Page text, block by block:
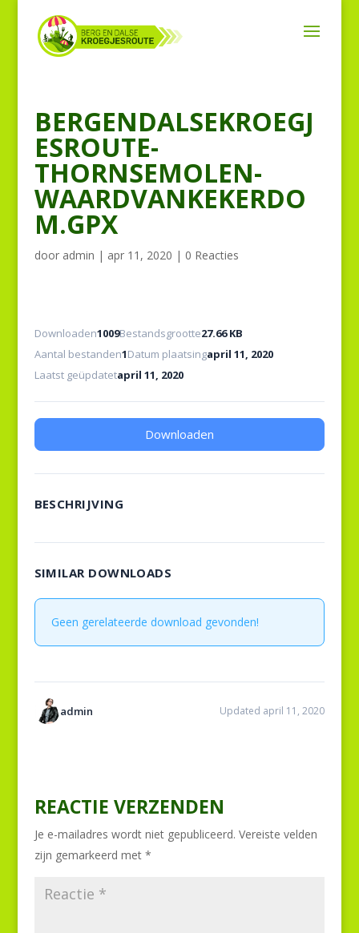
BERGENDALSEKROEGJ
ESROUTE-
THORNSEMOLEN-
WAARDVANKEKERDO
M.GPX
door admin | apr 11, 2020 | 0 Reacties
Downloaden1009Bestandsgrootte27.66 KB
Aantal bestanden1Datum plaatsingapril 11, 2020
Laatst geüpdatetapril 11, 2020
Downloaden
BESCHRIJVING
SIMILAR DOWNLOADS
Geen gerelateerde download gevonden!
admin Updated april 11, 2020
REACTIE VERZENDEN
Je e-mailadres wordt niet gepubliceerd. Vereiste velden
zijn gemarkeerd met *